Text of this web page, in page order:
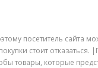
посетитель сайта
стоит
товары, которые